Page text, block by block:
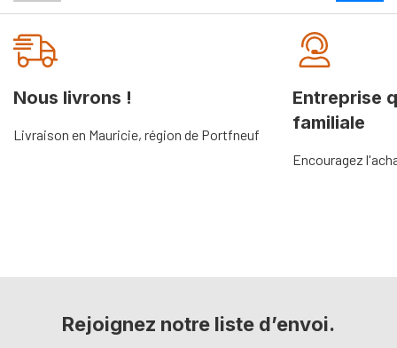
Nous livrons !
Livraison en Mauricie, région de Portfneuf
Entreprise
familiale
Encouragez
Rejoignez notre liste d’envoi.